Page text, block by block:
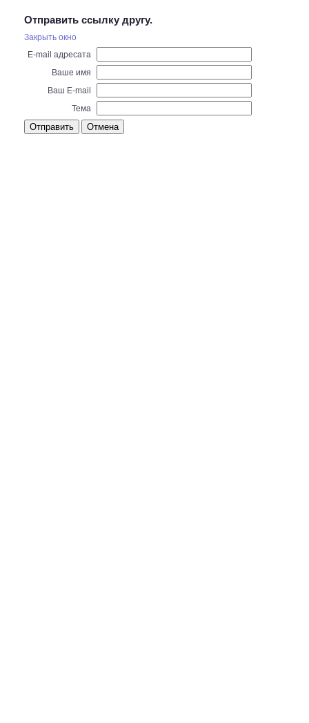
Отправить ссылку другу.
Закрыть окно
E-mail адресата
Ваше имя
Ваш E-mail
Тема
Отправить Отмена